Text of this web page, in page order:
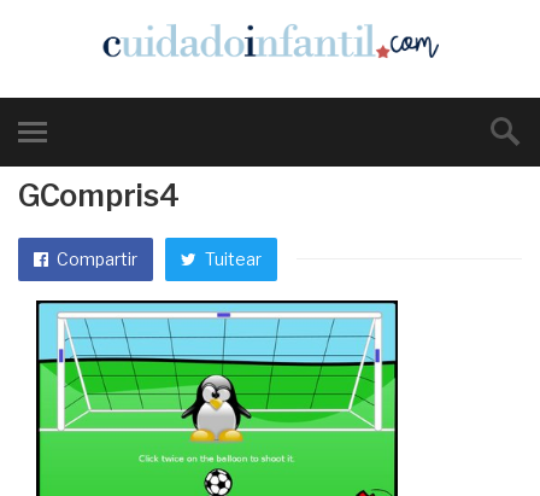
GCompris4
Compartir Tuitear